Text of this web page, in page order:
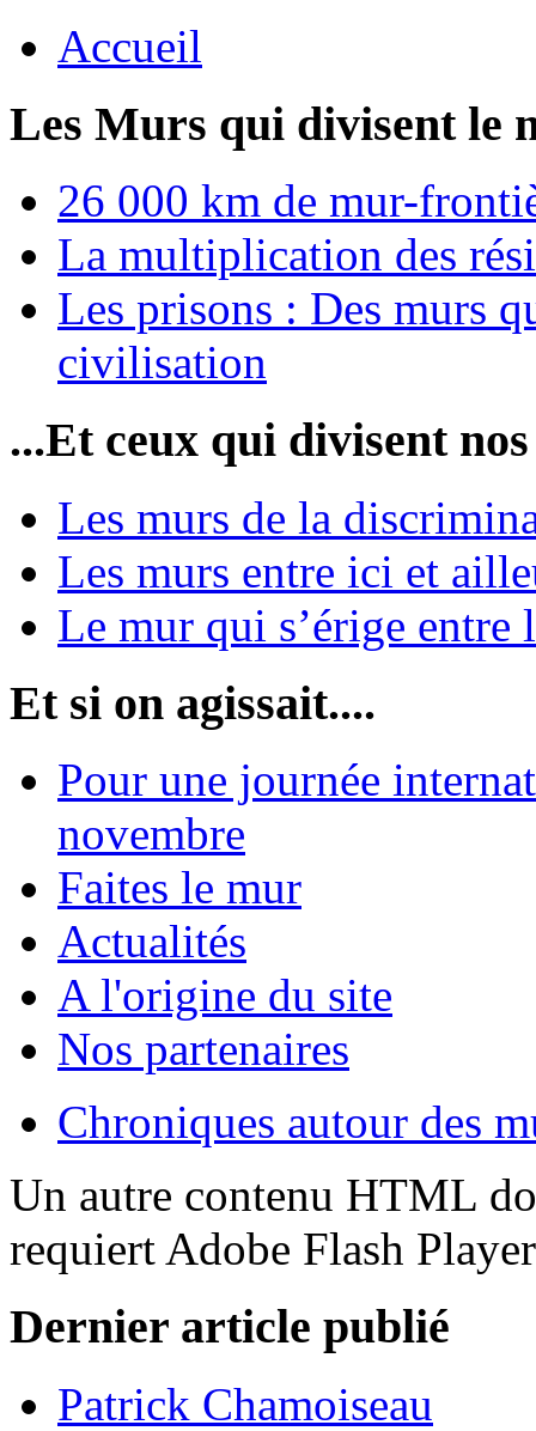
Accueil
Les Murs qui divisent le
26 000 km de mur-
La multiplication des
Les prisons : Des murs
civilisation
...Et ceux qui divisent nos
Les murs de la
Les murs entre ici et
Le mur qui s’érige entre
Et si on agissait....
Pour une journée
novembre
Faites le mur
Actualités
A l'origine du site
Nos partenaires
Chroniques autour des
Un autre contenu HTML
requiert Adobe Flash
Dernier article publié
Patrick Chamoiseau